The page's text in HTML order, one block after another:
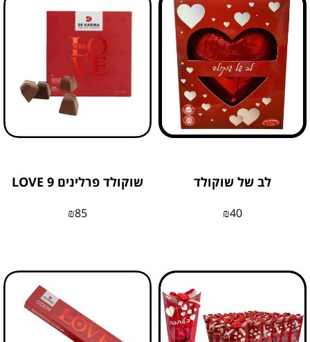
לב של שוקולד
₪40
שוקולד פרלינים 9 LOVE
₪85